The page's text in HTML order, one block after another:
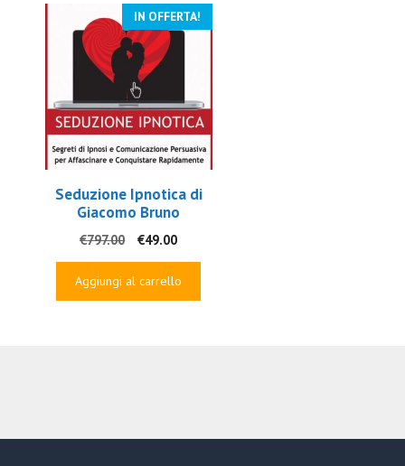
IN OFFERTA!
Seduzione Ipnotica di
Giacomo Bruno
€797.00
Il
prezzo
originale
€49.00Il
prezzo
attuale
Aggiungi al carrello